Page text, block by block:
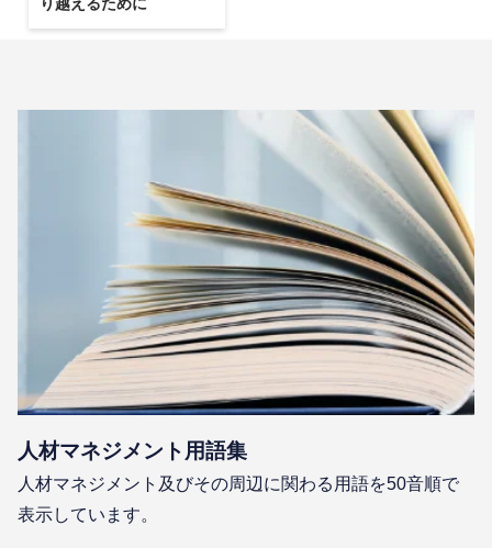
り越えるために
⼈材マネジメント⽤語集
⼈材マネジメント及びその周辺に関わる⽤語を50⾳順で
表⽰しています。